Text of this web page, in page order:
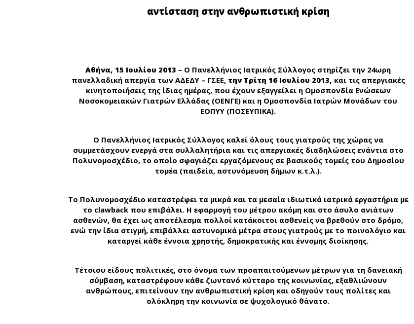
αντίσταση στην ανθρωπιστική κρίση
Αθήνα, 15 Ιουλίου 2013 – Ο Πανελλήνιος Ιατρικός Σύλλογος στηρίζει την 24ωρη
πανελλαδική απεργία των ΑΔΕΔΥ – ΓΣΕΕ, την Τρίτη 16 Ιουλίου 2013, και τις απεργιακές
κινητοποιήσεις της ίδιας ημέρας, που έχουν εξαγγείλει η Ομοσπονδία Ενώσεων
Νοσοκομειακών Γιατρών Ελλάδας (ΟΕΝΓΕ) και η Ομοσπονδία Ιατρών Μονάδων του
ΕΟΠΥΥ (ΠΟΣΕΥΠΙΚΑ).
Ο Πανελλήνιος Ιατρικός Σύλλογος καλεί όλους τους γιατρούς της χώρας να
συμμετάσχουν ενεργά στα συλλαλητήρια και τις απεργιακές διαδηλώσεις ενάντια στο
Πολυνομοσχέδιο, το οποίο σφαγιάζει εργαζόμενους σε βασικούς τομείς του Δημοσίου
τομέα (παιδεία, αστυνόμευση δήμων κ.τ.λ.).
To Πολυνομοσχέδιο καταστρέφει τα μικρά και τα μεσαία ιδιωτικά ιατρικά εργαστήρια με
το clawbackπου επιβάλει. Η εφαρμογή του μέτρου ακόμη και στο άσυλο ανιάτων
ασθενών, θα έχει ως αποτέλεσμα πολλοί κατάκοιτοι ασθενείς να βρεθούν στο δρόμο,
ενώ την ίδια στιγμή, επιβάλλει αστυνομικά μέτρα στους γιατρούς με το ποινολόγιο και
καταργεί κάθε έννοια χρηστής, δημοκρατικής και έννομης διοίκησης.
Τέτοιου είδους πολιτικές, στο όνομα των προαπαιτούμενων μέτρων για τη δανειακή
σύμβαση, καταστρέφουν κάθε ζωντανό κύτταρο της κοινωνίας, εξαθλιώνουν
ανθρώπους, επιτείνουν την ανθρωπιστική κρίση και οδηγούν τους πολίτες και
ολόκληρη την κοινωνία σε ψυχολογικό θάνατο.